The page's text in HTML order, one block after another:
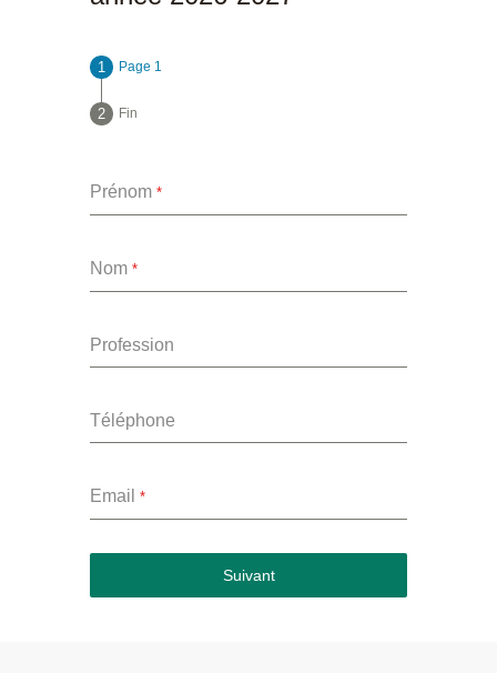
Page 1
Fin
Prénom *
Nom *
Profession
Téléphone
Email *
Suivant